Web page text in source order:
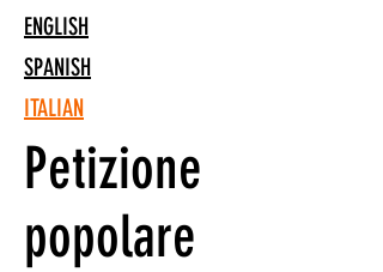
ENGLISH
SPANISH
ITALIAN
Petizione
popolare